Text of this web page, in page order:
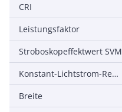
CRI
Leistungsfaktor
Stroboskopeffektwert SVM
Konstant-Lichtstrom-Regelung
Breite